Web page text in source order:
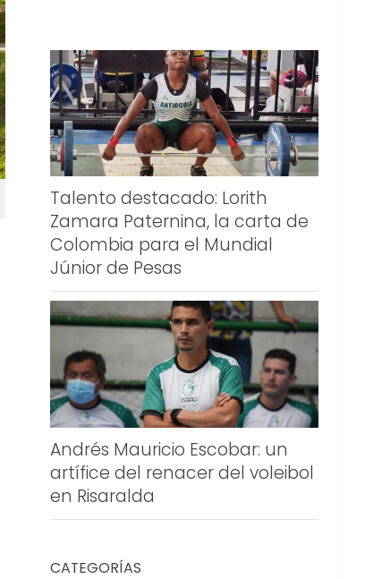
Talento destacado: Lorith
Zamara Paternina, la carta de
Colombia para el Mundial
Júnior de Pesas
Andrés Mauricio Escobar: un
artífice del renacer del voleibol
en Risaralda
CATEGORÍAS